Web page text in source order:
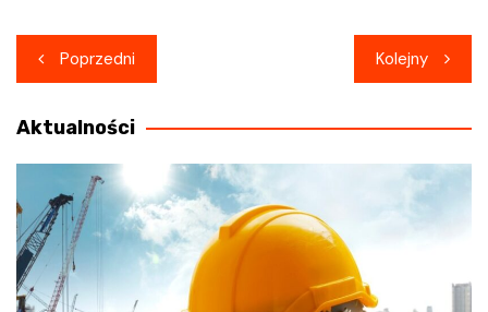
Nawigacja
wpisu
Poprzedni Kolejny
Aktualności